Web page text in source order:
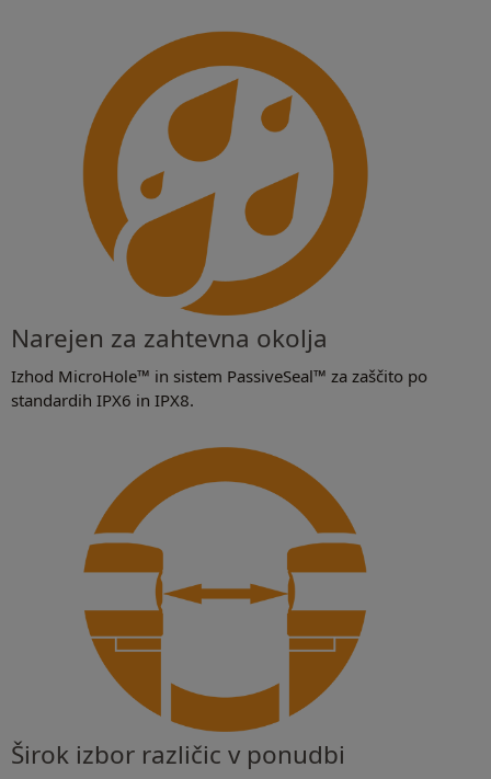
Narejen za zahtevna okolja
Izhod MicroHole™ in sistem PassiveSeal™ za zaščito po
standardih IPX6 in IPX8.
Širok izbor različic v ponudbi